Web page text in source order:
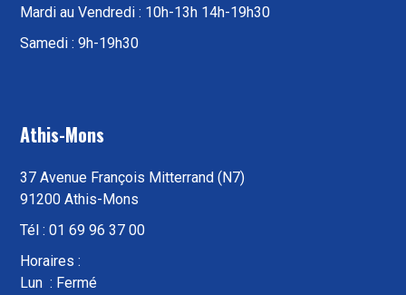
Mardi au Vendredi : 10h-13h 14h-19h30
Samedi : 9h-19h30
Athis-Mons
37 Avenue François Mitterrand (N7)
91200 Athis-Mons
Tél : 01 69 96 37 00
Horaires :
Lun : Fermé